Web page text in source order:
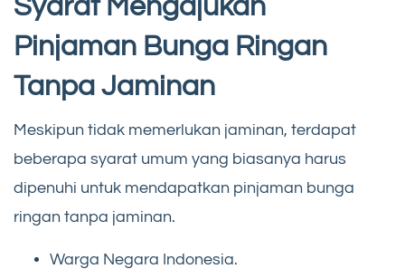
Syarat Mengajukan
Pinjaman Bunga Ringan
Tanpa Jaminan
Meskipun tidak memerlukan jaminan, terdapat
beberapa syarat umum yang biasanya harus
dipenuhi untuk mendapatkan pinjaman bunga
ringan tanpa jaminan.
Warga Negara Indonesia.